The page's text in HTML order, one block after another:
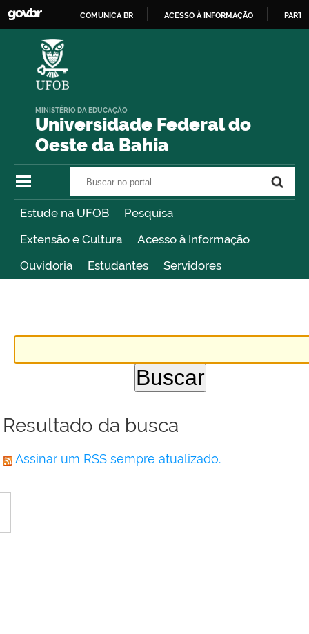
COMUNICA BR ACESSO À INFORMAÇÃO
Universidade Federal do
Oeste da Bahia
MINISTÉRIO DA EDUCAÇÃO
Estude na UFOB
Pesquisa
Extensão e Cultura
Acesso à Informação
Ouvidoria
Estudantes Servidores
Resultado da busca
Assinar um RSS sempre atualizado.